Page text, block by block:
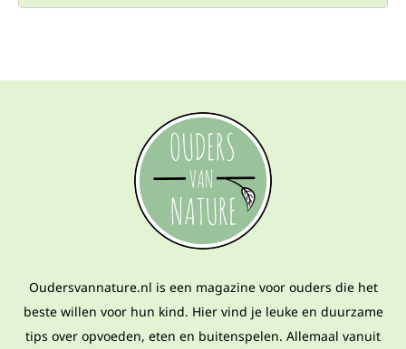
Oudersvannature.nl is een magazine voor ouders die het
beste willen voor hun kind. Hier vind je leuke en duurzame
tips over opvoeden, eten en buitenspelen. Allemaal vanuit